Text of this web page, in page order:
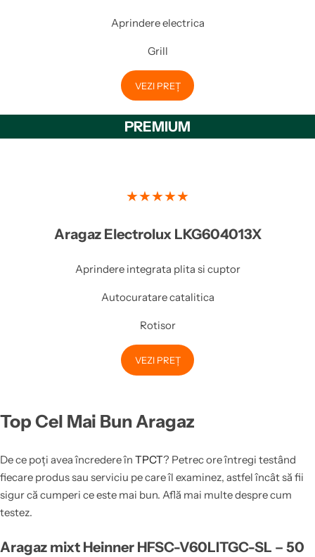
Aprindere electrica
Grill
VEZI PREȚ
PREMIUM
★★★★★
Aragaz Electrolux LKG604013X
Aprindere integrata plita si cuptor
Autocuratare catalitica
Rotisor
VEZI PREȚ
Top Cel Mai Bun Aragaz
De ce poți avea încredere în TPCT? Petrec ore întregi testând
fiecare produs sau serviciu pe care îl examinez, astfel încât să fii
sigur că cumperi ce este mai bun. Află mai multe despre cum
testez.
Aragaz mixt Heinner HFSC-V60LITGC-SL – 50